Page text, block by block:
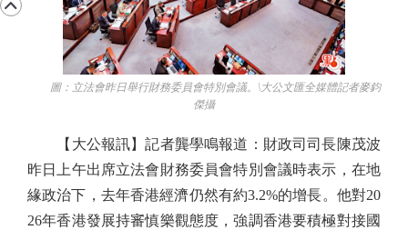
圖：立法會昨日舉行財務委員會特別會議。\大公文匯全媒體記者麥鈞
傑攝
【大公報訊】記者龔學鳴報道：財政司司長陳茂波
昨日上午出席立法會財務委員會特別會議時表示，在地
緣政治下，去年香港經濟仍然有約3.2%的增長。他對20
26年香港發展持審慎樂觀態度，強調香港要積極對接國